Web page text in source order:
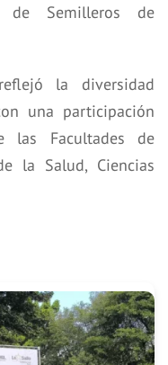
de Semilleros de
la diversidad
una participación
las Facultades de
la Salud, Ciencias